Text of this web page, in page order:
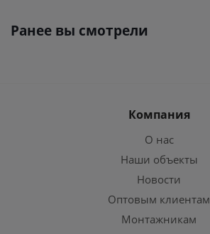
Ранее вы смотрели
Компания
О нас
Наши объекты
Новости
Оптовым клиентам
Монтажникам